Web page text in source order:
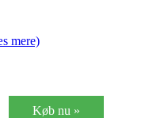
mere)
Køb nu »